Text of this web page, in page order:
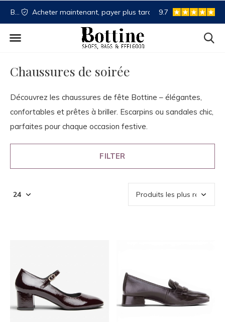
Acheter maintenant, payer plus tard Spaartegoed
9.7
Chaussures de soirée
Découvrez les chaussures de fête Bottine – élégantes,
confortables et prêtes à briller. Escarpins ou sandales chic,
parfaites pour chaque occasion festive.
FILTER